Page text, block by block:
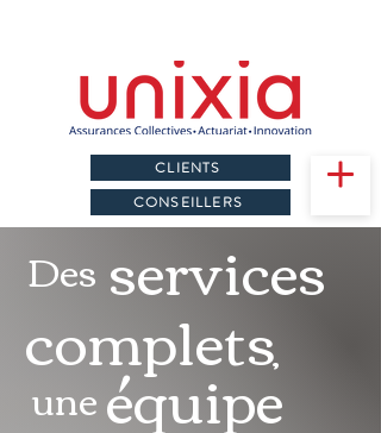
CONSEILLERS
CLIENTS
Des
une
complets
services
équipe
,